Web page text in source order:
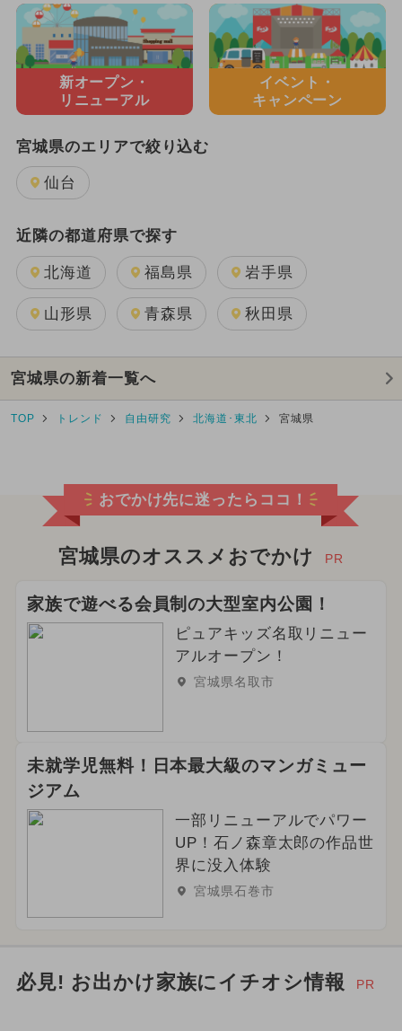
新オープン・
リニューアル
イベント・
キャンペーン
宮城県のエリアで絞り込む
仙台
近隣の都道府県で探す
北海道 福島県 岩手県
山形県 青森県 秋田県
宮城県の新着一覧へ
TOP トレンド 自由研究 北海道･東北 宮城県
おでかけ先に迷ったらココ！
宮城県のオススメおでかけ PR
家族で遊べる会員制の大型室内公園！
ピュアキッズ名取リニュー
アルオープン！
宮城県名取市
未就学児無料！日本最大級のマンガミュー
ジアム
一部リニューアルでパワー
UP！石ノ森章太郎の作品世
界に没入体験
宮城県石巻市
必見! お出かけ家族にイチオシ情報 PR